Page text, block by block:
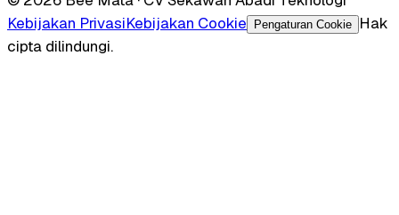
Kebijakan PrivasiKebijakan Cookie Pengaturan Cookie
Hak
cipta dilindungi.